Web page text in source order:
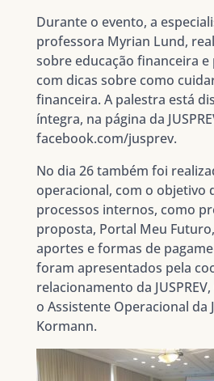
Durante o evento, a
professora Myrian Lund,
sobre educação financeira e
com dicas sobre como
financeira. A palestra está
íntegra, na página da
facebook.com/jusprev.
No dia 26 também foi
operacional, com o objetivo
processos internos, como
proposta, Portal Meu
aportes e formas de
foram apresentados pela
relacionamento da
o Assistente Operacional da
Kormann.